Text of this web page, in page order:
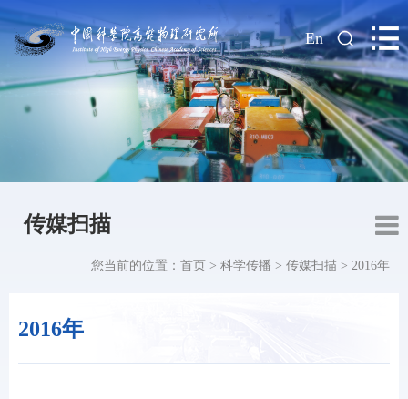
| En
传媒扫描
2016年
您当前的位置： 首页 > 科学传播 > 传媒扫描 > 2016年